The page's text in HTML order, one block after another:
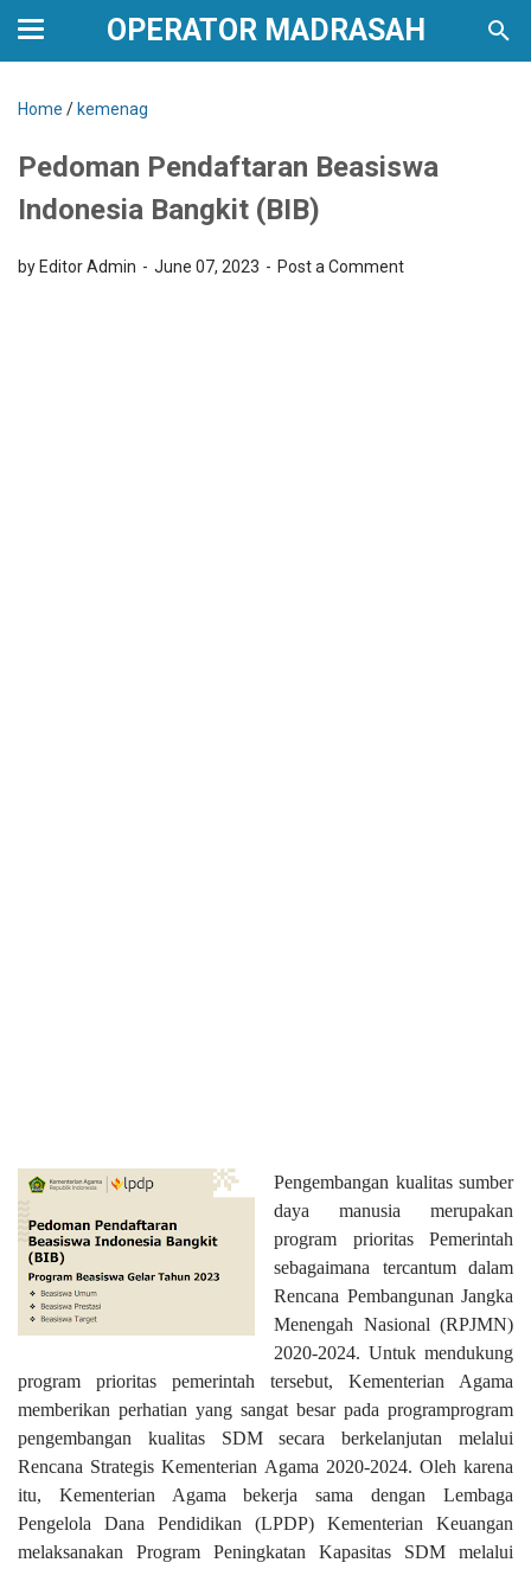
OPERATOR MADRASAH
Home / kemenag
Pedoman Pendaftaran Beasiswa
Indonesia Bangkit (BIB)
by Editor Admin June 07, 2023 Post a Comment
Pengembangan kualitas sumber
daya manusia merupakan
program prioritas Pemerintah
sebagaimana tercantum dalam
Rencana Pembangunan Jangka
Menengah Nasional (RPJMN)
2020-2024. Untuk mendukung
program prioritas pemerintah tersebut, Kementerian Agama
memberikan perhatian yang sangat besar pada programprogram
pengembangan kualitas SDM secara berkelanjutan melalui
Rencana Strategis Kementerian Agama 2020-2024. Oleh karena
itu, Kementerian Agama bekerja sama dengan Lembaga
Pengelola Dana Pendidikan (LPDP) Kementerian Keuangan
melaksanakan Program Peningkatan Kapasitas SDM melalui